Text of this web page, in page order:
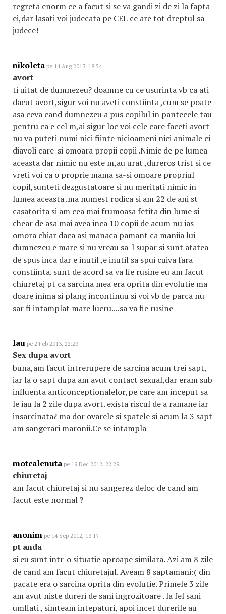
regreta enorm ce a facut si se va gandi zi de zi la fapta
ei,dar lasati voi judecata pe CEL ce are tot dreptul sa
judece!
nikoleta pe 14 Aug 2013, 18:54
avort
ti uitat de dumnezeu? doamne cu ce usurinta vb ca ati
dacut avort,sigur voi nu aveti constiinta ,cum se poate
asa ceva cand dumnezeu a pus copilul in pantecele tau
pentru ca e cel m,ai sigur loc voi cele care faceti avort
nu va puteti numi nici fiinte nicioameni nici animale ci
diavoli care-si omoara propii copii .Nimic de pe lumea
aceasta dar nimic nu este m,au urat ,dureros trist si ce
vreti voi ca o proprie mama sa-si omoare propriul
copil,sunteti dezgustatoare si nu meritati nimic in
lumea aceasta .ma numest rodica si am 22 de ani st
casatorita si am cea mai frumoasa fetita din lume si
chear de asa mai avea inca 10 copii de acum nu ias
omora chiar daca asi manaca pamant ca maniia lui
dumnezeu e mare si nu vreau sa-l supar si sunt atatea
de spus inca dar e inutil ,e inutil sa spui cuiva fara
constiinta. sunt de acord sa va fie rusine eu am facut
chiuretaj pt ca sarcina mea era oprita din evolutie ma
doare inima si plang incontinuu si voi vb de parca nu
sar fi intamplat mare lucru....sa va fie rusine
lau pe 2 Feb 2013, 22:23
Sex dupa avort
buna,am facut intrerupere de sarcina acum trei sapt,
iar la o sapt dupa am avut contact sexual,dar eram sub
influenta anticonceptionalelor,pe care am inceput sa
le iau la 2 zile dupa avort. exista riscul de a ramane iar
insarcinata? ma dor ovarele si spatele si acum la 3 sapt
am sangerari maronii.Ce se intampla
motcalenuta pe 19 Dec 2012, 22:29
chiuretaj
am facut chiuretaj si nu sangerez deloc de cand am
facut este normal ?
anonim pe 14 Sep 2012, 13:17
pt anda
si eu sunt intr-o situatie aproape similara. Azi am 8 zile
de cand am facut chiuretajul. Aveam 8 saptamani:( din
pacate era o sarcina oprita din evolutie. Primele 3 zile
am avut niste dureri de sani ingrozitoare . la fel sani
umflati , simteam intepaturi, apoi incet durerile au